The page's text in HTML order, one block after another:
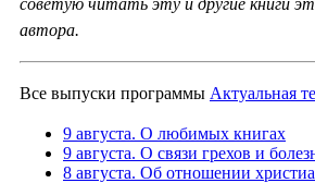
советую читать эту и другие книги
автора.
Все выпуски программы Актуальная
9 августа. О любимых книгах
9 августа. О связи грехов и
8 августа. Об отношении